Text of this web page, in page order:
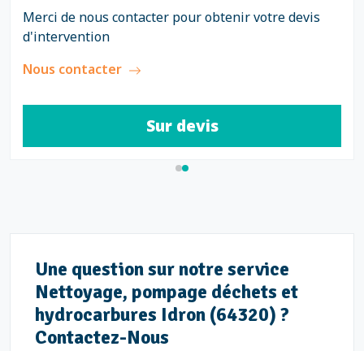
Merci de nous contacter pour obtenir votre devis
d'intervention
Nous contacter
Sur devis
Une question sur notre service
Nettoyage, pompage déchets et
hydrocarbures Idron (64320) ?
Contactez-Nous